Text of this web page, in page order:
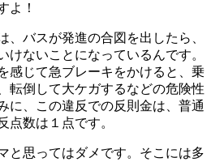
よ！
、バスが発進の合図を出したら、
けないことになっているんです。
感じて急ブレーキをかけると、乗
転倒して大ケガするなどの危険性
に、この違反での反則金は、普通
点数は１点です。
と思ってはダメです。そこには多